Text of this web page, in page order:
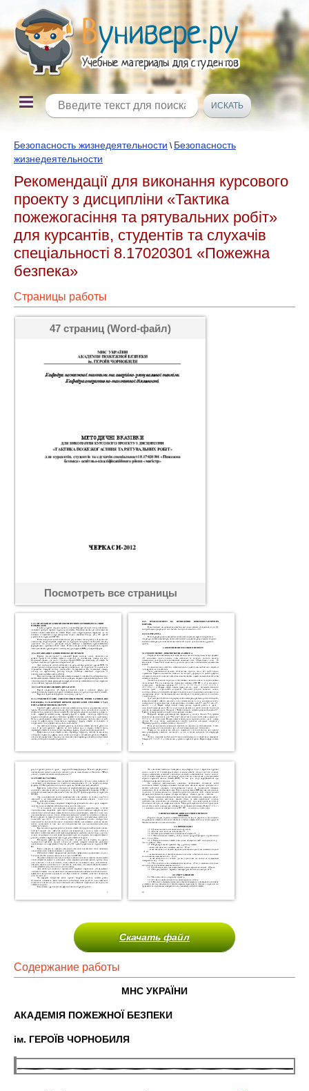
Безопасность жизнедеятельности \ Безопасность
жизнедеятельности
Рекомендації для виконання курсового
проекту з дисципліни «Тактика
пожежогасіння та рятувальних робіт»
для курсантів, студентів та слухачів
спеціальності 8.17020301 «Пожежна
безпека»
Страницы работы
47 страниц (Word-файл)
Посмотреть все страницы
Скачать файл
Содержание работы
МНС УКРАЇНИ
АКАДЕМІЯ ПОЖЕЖНОЇ БЕЗПЕКИ
ім. ГЕРОЇВ ЧОРНОБИЛЯ